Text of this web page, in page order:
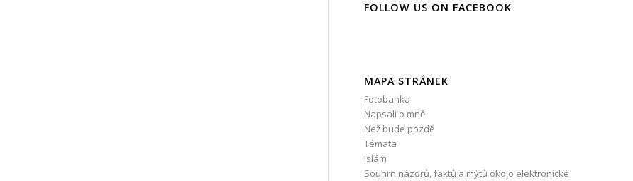
FOLLOW US ON FACEBOOK
MAPA STRÁNEK
Fotobanka
Napsali o mně
Než bude pozdě
Témata
Islám
Souhrn názorů, faktů a mýtů okolo elektronické